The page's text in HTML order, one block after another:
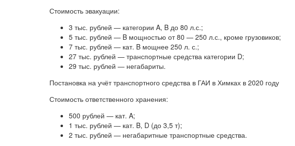
Стоимость эвакуации:
3 тыс. рублей — категории A, B до 80 л.с.;
5 тыс. рублей — B мощностью от 80 — 250 л.с., кроме грузовиков;
7 тыс. рублей — кат. B мощнее 250 л. с.;
27 тыс. рублей — транспортные средства категории D;
29 тыс. рублей — негабариты.
Постановка на учёт транспортного средства в ГАИ в Химках в 2020 году
Стоимость ответственного хранения:
500 рублей — кат. A;
1 тыс. рублей — кат. B, D (до 3,5 т);
2 тыс. рублей — негабаритные транспортные средства.